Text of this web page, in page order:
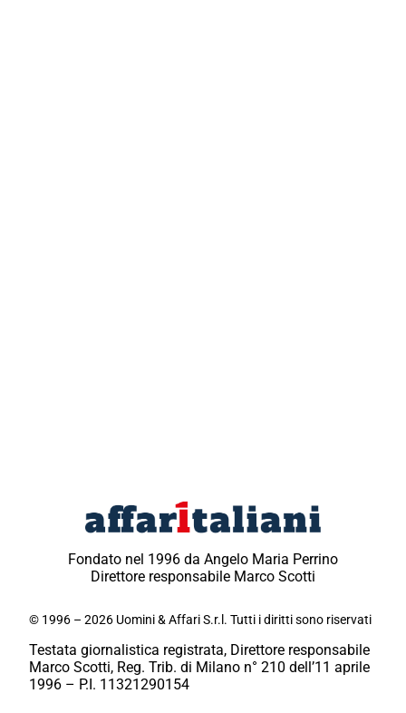
Fondato nel 1996 da Angelo Maria Perrino
Direttore responsabile Marco Scotti
© 1996 – 2026 Uomini & Affari S.r.l. Tutti i diritti sono riservati
Testata giornalistica registrata, Direttore responsabile
Marco Scotti, Reg. Trib. di Milano n° 210 dell’11 aprile
1996 – P.I. 11321290154